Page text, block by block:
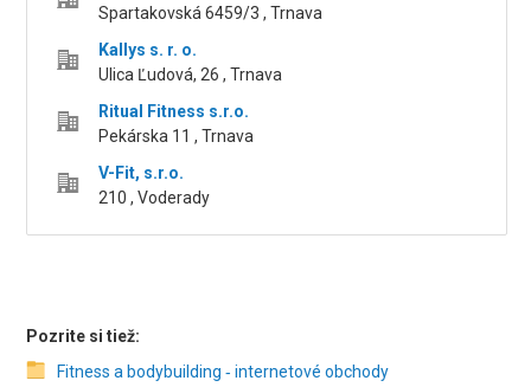
Spartakovská 6459/3 , Trnava
Kallys s. r. o.
Ulica Ľudová, 26 , Trnava
Ritual Fitness s.r.o.
Pekárska 11 , Trnava
V-Fit, s.r.o.
210 , Voderady
Pozrite si tiež:
Fitness a bodybuilding ‑ internetové obchody